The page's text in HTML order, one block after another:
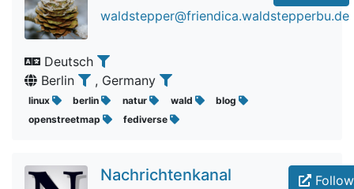
waldstepper@friendica.waldstepperbu.de
Deutsch
Berlin
, Germany
linux berlin natur wald
blog
openstreetmap
fediverse
Follow
Nachrichtenkanal